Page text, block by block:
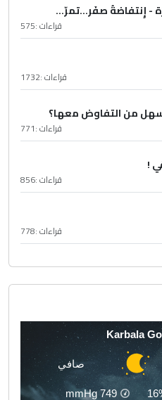
- إِنتفاضةُ صفَر…تمرّ...
قراءات :575
قراءات :1732
أسهل من التفاوض معها؟
قراءات :771
!
قراءات :856
قراءات :778
Karbala
صافي
749
mmHg